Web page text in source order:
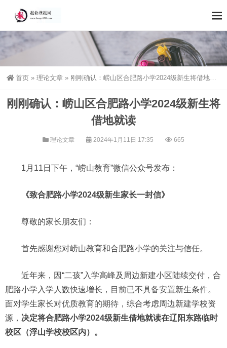
首页 » 理论文章 » 刚刚确认：崂山区合肥路小学2024级新生将借地就读
刚刚确认：崂山区合肥路小学2024级新生将
借地就读
理论文章 2024年1月11日 17:35 665
1月11日下午，“崂山教育”微信公众号发布：
《致合肥路小学2024级新生家长一封信》
尊敬的家长朋友们：
首先感谢您对崂山教育和合肥路小学的关注与信任。
近年来，因“二孩”入学高峰及周边新建小区陆续交付，合
肥路小学入学人数快速增长，目前已不具备安置新生条件。
面对学生家长对优质教育的期待，综合考虑周边新建学校资
源， 决定将合肥路小学2024级新生借地就读在辽阳东路临时
校区（浮山学校校区内）。